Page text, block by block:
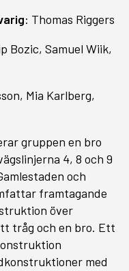
: Thomas Riggers
Bozic, Samuel Wiik,
Mia Karlberg,
gruppen en bro
4, 8 och 9
och
framtagande
över
tråg och en bro. Ett
med